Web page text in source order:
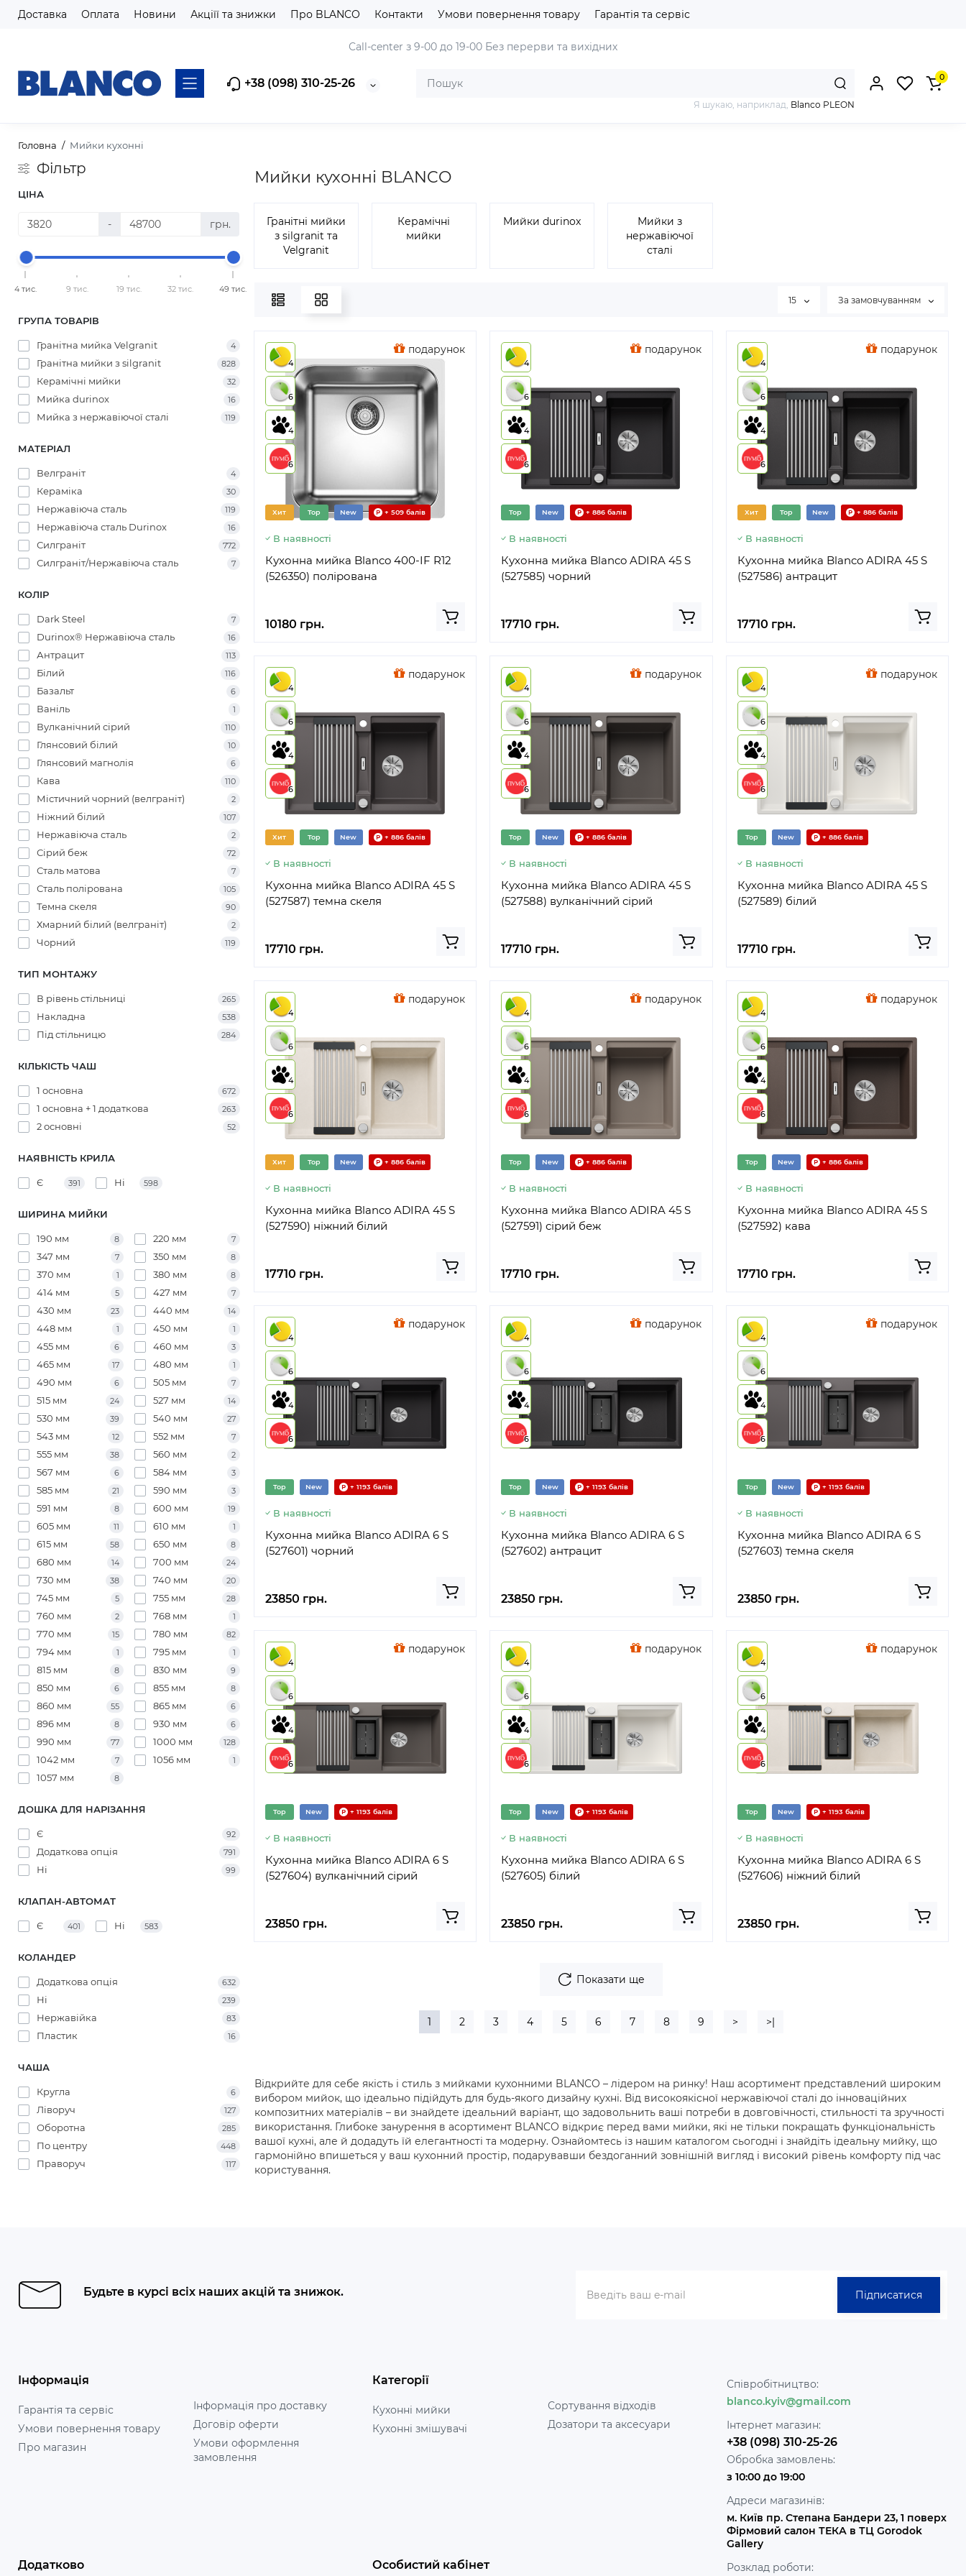
Доставка Оплата Новини Акціїї та знижки Про BLANCO Контакти Умови повернення товару Гарантія та сервіс
Сall-center з 9-00 до 19-00 Без перерви та вихідних
+38 (098) 310-25-26
Я шукаю, наприклад, Blanco PLEON
0
Головна Мийки кухонні
Фільтр
ЦІНА
- грн.
4 тис. 9 тис. 19 тис. 32 тис. 49 тис.
ГРУПА ТОВАРІВ
Гранітна мийка Velgranit 4
Гранітна мийки з silgranit 828
Керамічні мийки 32
Мийка durinox 16
Мийка з нержавіючої сталі 119
МАТЕРІАЛ
Велграніт 4
Кераміка 30
Нержавіюча сталь 119
Нержавіюча сталь Durinox 16
Силграніт 772
Силграніт/Нержавіюча сталь 7
КОЛІР
Dark Steel 7
Durinox® Нержавіюча сталь 16
Антрацит 113
Білий 116
Базальт 6
Ваніль 1
Вулканічний сірий 110
Глянсовий білий 10
Глянсовий магнолія 6
Кава 110
Містичний чорний (велграніт) 2
Ніжний білий 107
Нержавіюча сталь 2
Сірий беж 72
Сталь матова 7
Сталь полірована 105
Темна скеля 90
Хмарний білий (велграніт) 2
Чорний 119
ТИП МОНТАЖУ
В рівень стільниці 265
Накладна 538
Під стільницю 284
КІЛЬКІСТЬ ЧАШ
1 основна 672
1 основна + 1 додаткова 263
2 основні 52
НАЯВНІСТЬ КРИЛА
Є 391 Ні 598
ШИРИНА МИЙКИ
190 мм 8 220 мм 7
347 мм 7 350 мм 8
370 мм 1 380 мм 8
414 мм 5 427 мм 7
430 мм 23 440 мм 14
448 мм 1 450 мм 1
455 мм 6 460 мм 3
465 мм 17 480 мм 1
490 мм 6 505 мм 7
515 мм 24 527 мм 14
530 мм 39 540 мм 27
543 мм 12 552 мм 7
555 мм 38 560 мм 2
567 мм 6 584 мм 3
585 мм 21 590 мм 3
591 мм 8 600 мм 19
605 мм 11 610 мм 1
615 мм 58 650 мм 8
680 мм 14 700 мм 24
730 мм 38 740 мм 20
745 мм 5 755 мм 28
760 мм 2 768 мм 1
770 мм 15 780 мм 82
794 мм 1 795 мм 1
815 мм 8 830 мм 9
850 мм 6 855 мм 8
860 мм 55 865 мм 6
896 мм 8 930 мм 6
990 мм 77 1000 мм 128
1042 мм 7 1056 мм 1
1057 мм 8
ДОШКА ДЛЯ НАРІЗАННЯ
Є 92
Додаткова опція 791
Ні 99
КЛАПАН-АВТОМАТ
Є 401 Ні 583
КОЛАНДЕР
Додаткова опція 632
Ні 239
Нержавійка 83
Пластик 16
ЧАША
Кругла 6
Ліворуч 127
Оборотна 285
По центру 448
Праворуч 117
Мийки кухонні BLANCO
Гранітні мийки
з silgranit та
Velgranit
Керамічні
мийки
Мийки durinox
Мийки з
нержавіючої
сталі
15 За замовчуванням
4
6
4
6
подарунок
Хит Top New + 509 балів
В наявності
Кухонна мийка Blanco 400-IF R12
(526350) полірована
10180 грн.
4
6
4
6
подарунок
Top New + 886 балів
В наявності
Кухонна мийка Blanco ADIRA 45 S
(527585) чорний
17710 грн.
4
6
4
6
подарунок
Хит Top New + 886 балів
В наявності
Кухонна мийка Blanco ADIRA 45 S
(527586) антрацит
17710 грн.
4
6
4
6
подарунок
Хит Top New + 886 балів
В наявності
Кухонна мийка Blanco ADIRA 45 S
(527587) темна скеля
17710 грн.
4
6
4
6
подарунок
Top New + 886 балів
В наявності
Кухонна мийка Blanco ADIRA 45 S
(527588) вулканічний сірий
17710 грн.
4
6
4
6
подарунок
Top New + 886 балів
В наявності
Кухонна мийка Blanco ADIRA 45 S
(527589) білий
17710 грн.
4
6
4
6
подарунок
Хит Top New + 886 балів
В наявності
Кухонна мийка Blanco ADIRA 45 S
(527590) ніжний білий
17710 грн.
4
6
4
6
подарунок
Top New + 886 балів
В наявності
Кухонна мийка Blanco ADIRA 45 S
(527591) сірий беж
17710 грн.
4
6
4
6
подарунок
Top New + 886 балів
В наявності
Кухонна мийка Blanco ADIRA 45 S
(527592) кава
17710 грн.
4
6
4
6
подарунок
Top New + 1193 балів
В наявності
Кухонна мийка Blanco ADIRA 6 S
(527601) чорний
23850 грн.
4
6
4
6
подарунок
Top New + 1193 балів
В наявності
Кухонна мийка Blanco ADIRA 6 S
(527602) антрацит
23850 грн.
4
6
4
6
подарунок
Top New + 1193 балів
В наявності
Кухонна мийка Blanco ADIRA 6 S
(527603) темна скеля
23850 грн.
4
6
4
6
подарунок
Top New + 1193 балів
В наявності
Кухонна мийка Blanco ADIRA 6 S
(527604) вулканічний сірий
23850 грн.
4
6
4
6
подарунок
Top New + 1193 балів
В наявності
Кухонна мийка Blanco ADIRA 6 S
(527605) білий
23850 грн.
4
6
4
6
подарунок
Top New + 1193 балів
В наявності
Кухонна мийка Blanco ADIRA 6 S
(527606) ніжний білий
23850 грн.
Показати ще
1 2 3 4 5 6 7 8 9 > >|
Відкрийте для себе якість і стиль з мийками кухонними BLANCO – лідером на ринку! Наш асортимент представлений широким
вибором мийок, що ідеально підійдуть для будь-якого дизайну кухні. Від високоякісної нержавіючої сталі до інноваційних
композитних матеріалів – ви знайдете ідеальний варіант, що задовольнить ваші потреби в довговічності, стильності та зручності
використання. Глибоке занурення в асортимент BLANCO відкриє перед вами мийки, які не тільки покращать функціональність
вашої кухні, але й додадуть їй елегантності та модерну. Ознайомтесь із нашим каталогом сьогодні і знайдіть ідеальну мийку, що
гармонійно впишеться у ваш кухонний простір, подарувавши бездоганний зовнішній вигляд і високий рівень комфорту під час
користування.
Будьте в курсі всіх наших акцій та знижок. Підписатися
Інформація
Гарантія та сервіс
Умови повернення товару
Про магазин
Інформація про доставку
Договір оферти
Умови оформлення
замовлення
Категорії
Кухонні мийки
Кухонні змішувачі
Сортування відходів
Дозатори та аксесуари
Додатково Особистий кабінет
Співробітництво:
blanco.kyiv@gmail.com
Інтернет магазин:
+38 (098) 310-25-26
Обробка замовлень:
з 10:00 до 19:00
Адреси магазинів:
м. Київ пр. Степана Бандери 23, 1 поверх
Фірмовий салон ТЕКА в ТЦ Gorodok
Gallery
Розклад роботи: